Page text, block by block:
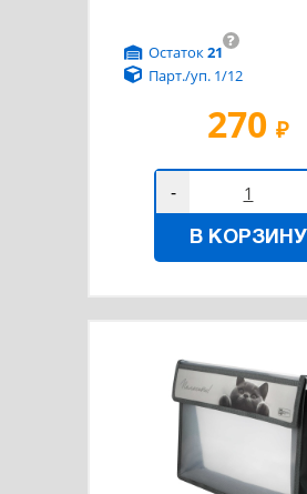
270 ₽
?
Остаток21
Парт./уп. 1/12
-
В КОРЗИНУ